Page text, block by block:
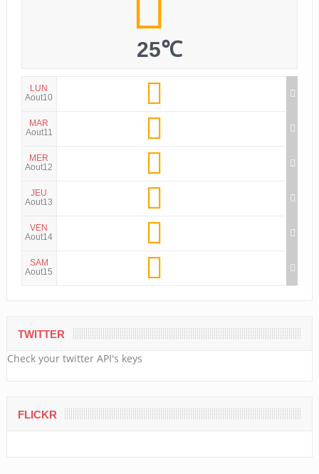
25℃
LUN
Aout10
MAR
Aout11
MER
Aout12
JEU
Aout13
VEN
Aout14
SAM
Aout15
TWITTER
Check your twitter API's keys
FLICKR